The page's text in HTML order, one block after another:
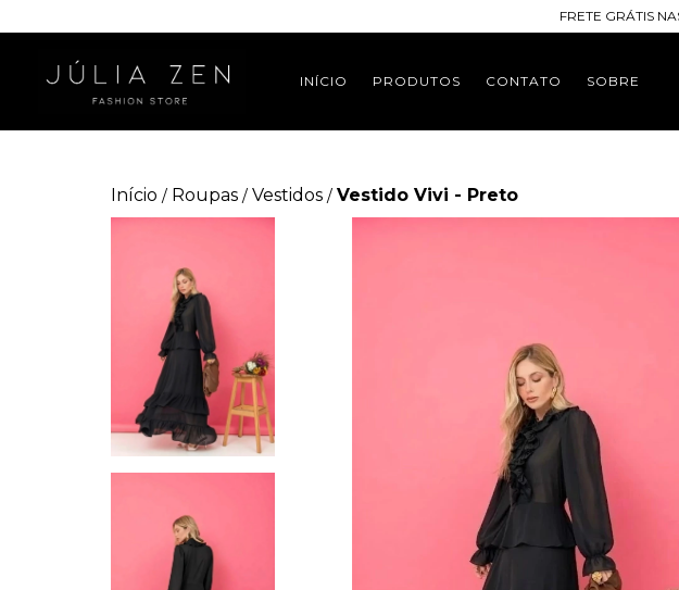
FRETE GRÁTIS
INÍCIO PRODUTOS CONTATO SOBRE
Início / Roupas / Vestidos / Vestido Vivi - Preto